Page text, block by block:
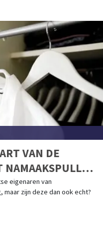
VAN DE
NAMAAKSPULLEN
eigenaren van
zijn deze dan ook echt?